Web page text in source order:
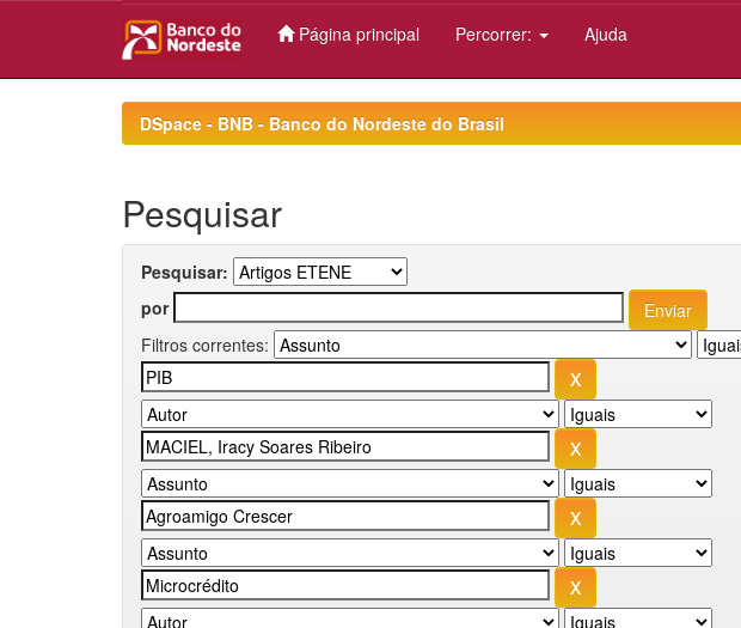
Página principal Percorrer: Ajuda
DSpace - BNB - Banco do Nordeste do Brasil
Pesquisar
Pesquisar:
por
Filtros correntes: